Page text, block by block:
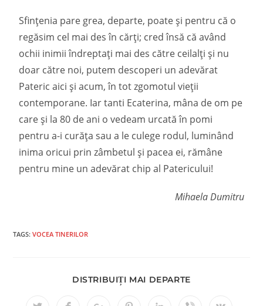
Sfințenia pare grea, departe, poate și pentru că o
regăsim cel mai des în cărți; cred însă că având
ochii inimii îndreptați mai des către ceilalți și nu
doar către noi, putem descoperi un adevărat
Pateric aici și acum, în tot zgomotul vieții
contemporane. Iar tanti Ecaterina, mâna de om pe
care și la 80 de ani o vedeam urcată în pomi
pentru a-i curăța sau a le culege rodul, luminând
inima oricui prin zâmbetul și pacea ei, rămâne
pentru mine un adevărat chip al Patericului!
Mihaela Dumitru
TAGS:VOCEA TINERILOR
DISTRIBUIȚI MAI DEPARTE